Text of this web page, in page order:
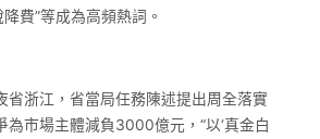
費”等成為高頻熱詞。
省浙江，省當局任務陳述提出周全落實
為市場主體減負3000億元，“以‘真金白